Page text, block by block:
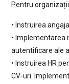
Pentru
• Instruirea
• Implementarea
autentificare ale
• Instruirea HR
CV-uri.